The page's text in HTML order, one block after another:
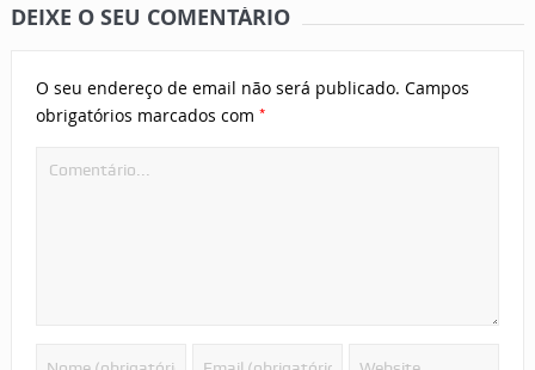
DEIXE O SEU COMENTÁRIO
O seu endereço de email não será publicado. Campos
obrigatórios marcados com *